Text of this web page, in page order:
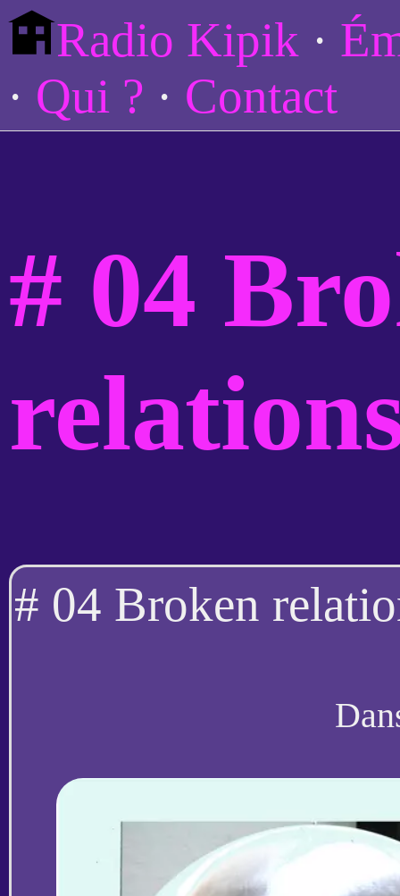
Radio Kipik
Qui ?
Contact
# 04
# 04 Broken